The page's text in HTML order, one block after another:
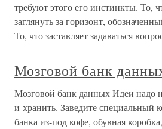
требуют этого его инстинкты. То,
заглянуть за горизонт,
То, что заставляет задаваться
Мозговой банк
Мозговой банк данных Идеи надо
и хранить. Заведите специальный
банка из-под кофе, обувная